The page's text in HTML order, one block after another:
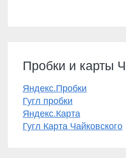
Пробки и карты
Яндекс.Пробки
Гугл пробки
Яндекс.Карта
Гугл Карта Чайковского